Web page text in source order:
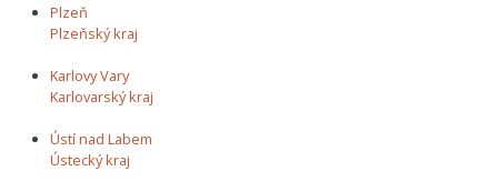
Plzeň
Plzeňský kraj
Karlovy Vary
Karlovarský kraj
Ústí nad Labem
Ústecký kraj